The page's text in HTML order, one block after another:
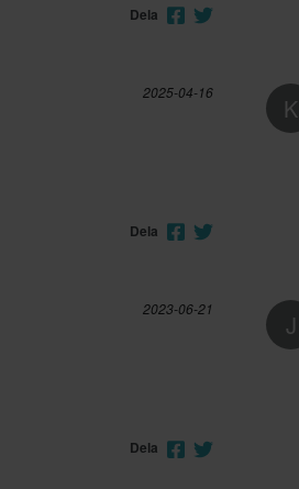
Dela
2025-04-16
Dela
K
2023-06-21
Dela
J